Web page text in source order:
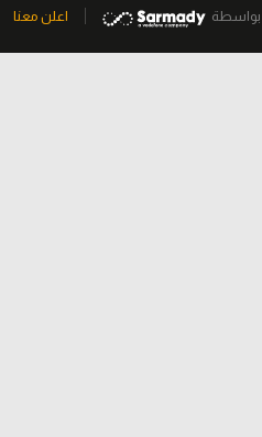
بواسطة اعلن معنا